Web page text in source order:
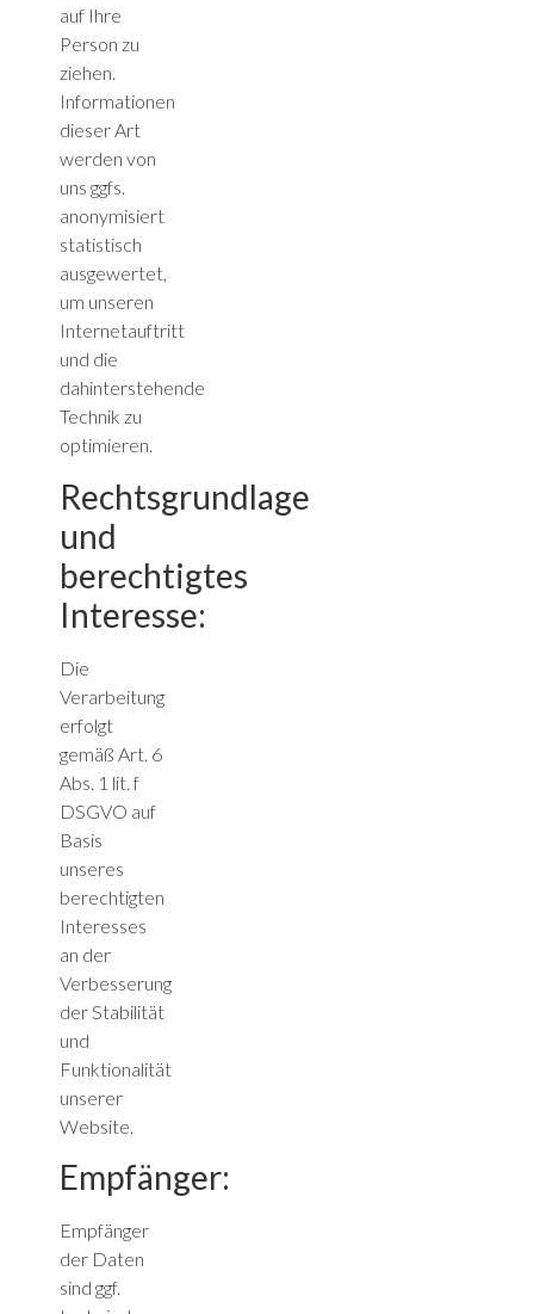
auf Ihre
Person zu
ziehen.
Informationen
dieser Art
werden von
uns ggfs.
anonymisiert
statistisch
ausgewertet,
um unseren
Internetauftritt
und die
dahinterstehende
Technik zu
optimieren.
Rechtsgrundlage
und
berechtigtes
Interesse:
Die
Verarbeitung
erfolgt
gemäß Art. 6
Abs. 1 lit. f
DSGVO auf
Basis
unseres
berechtigten
Interesses
an der
Verbesserung
der Stabilität
und
Funktionalität
unserer
Website.
Empfänger:
Empfänger
der Daten
sind ggf.